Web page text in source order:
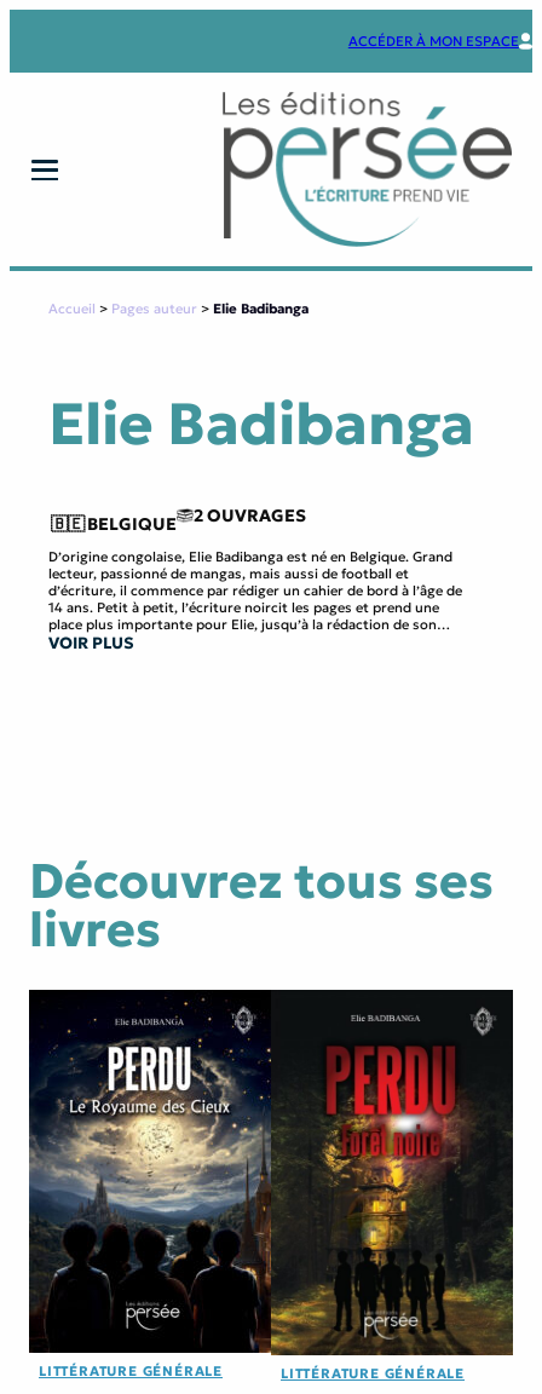
ACCÉDER À MON ESPACE
Accueil > Pages auteur > Elie Badibanga
Elie Badibanga
🇧🇪BELGIQUE 2 OUVRAGES
D’origine congolaise, Elie Badibanga est né en Belgique. Grand
lecteur, passionné de mangas, mais aussi de football et
d’écriture, il commence par rédiger un cahier de bord à l’âge de
14 ans. Petit à petit, l’écriture noircit les pages et prend une
place plus importante pour Elie, jusqu’à la rédaction de son
premier ouvrage, Perdu : Forêt noire paru en 2022 aux Éditions
VOIR PLUS
Découvrez tous ses
livres
LITTÉRATURE GÉNÉRALE LITTÉRATURE GÉNÉRALE